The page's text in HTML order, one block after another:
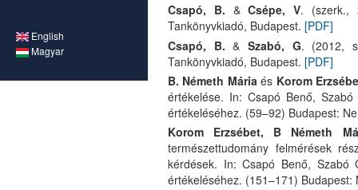
English
Magyar
Csapó, B. &Csépe, V. (szerk.,
Tankönyvkiadó, Budapest. [PDF]
Csapó, B. &Szabó, G. (2012,
Tankönyvkiadó, Budapest. [PDF]
B. Németh Mária és Korom
értékelése. In: Csapó Benő,
értékeléséhez. (59–92) Budapest:
Korom Erzsébet, B Németh
természettudomány felmérések
kérdések. In: Csapó Benő, Szabó
értékeléséhez. (151–171)